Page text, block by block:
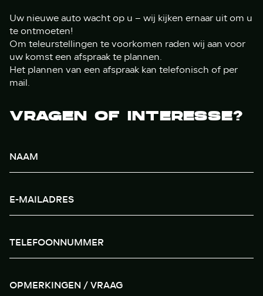
Uw nieuwe auto wacht op u – wij kijken ernaar uit om u
te ontmoeten!
Om teleurstellingen te voorkomen raden wij aan voor
uw komst een afspraak te plannen.
Het plannen van een afspraak kan telefonisch of per
mail.
VRAGEN OF INTERESSE?